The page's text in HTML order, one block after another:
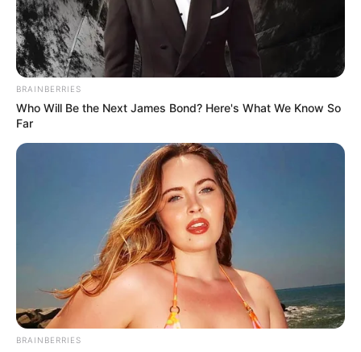
BRAINBERRIES
Who Will Be the Next James Bond? Here's What We Know So
Far
BRAINBERRIES